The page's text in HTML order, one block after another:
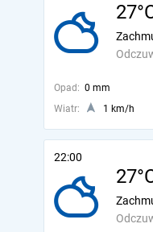
Opad: 0 mm
Wiatr:
1 km/h
22:00